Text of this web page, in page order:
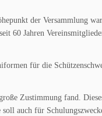
der Versammlung
60 Jahren
für die
Zustimmung fand.
auch für